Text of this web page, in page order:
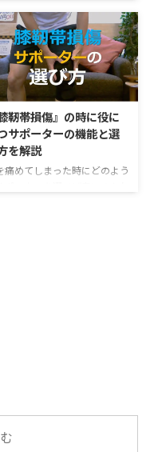
が出てしまう人が数多くい
膝の痛みは40、50代に最も
とされ、その中でも特に階段
り降りの痛みが格段と多い。
昇降の痛みで多いのが膝のお
トラブルだ。ここのトラブル
って痛みが出てしまう人が多
今回はそんな時に役に立つ
サポーターの機能と効果につ
理学療法士が詳しく解説して
。 ※記事を読む時間が取れ
靭帯損傷』の時に役に
サポーターの機能と選
を解説
痛めてしまった時にどのよう
...